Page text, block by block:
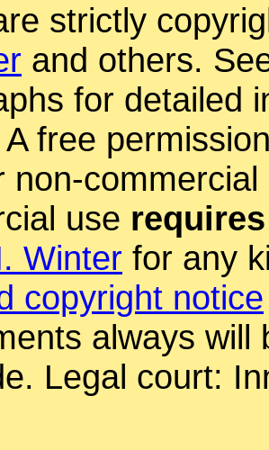
strictly
and others.
for detailed
free
non-
use requires
Winter for any
copyright notice
always will
Legal court: